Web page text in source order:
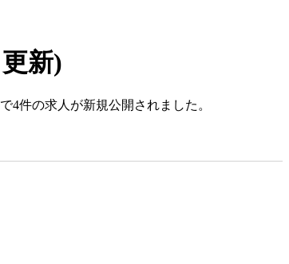
新)
4件の求人が新規公開されました。